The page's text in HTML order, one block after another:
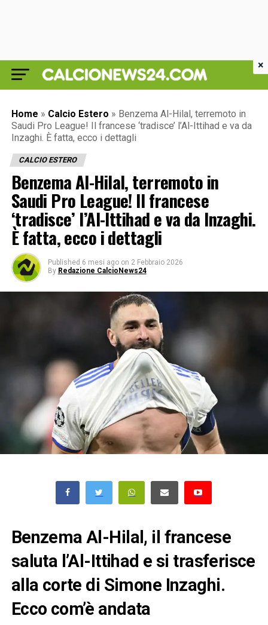
Home » Calcio Estero » Benzema Al-Hilal, terremoto in
Saudi Pro League! Il francese ‘tradisce’ l’Al-Ittihad e va da
Inzaghi. È fatta, ecco i dettagli
CALCIO ESTERO
Benzema Al-Hilal, terremoto in
Saudi Pro League! Il francese
‘tradisce’ l’Al-Ittihad e va da Inzaghi.
È fatta, ecco i dettagli
Published 6 mesi ago on 2 Febbraio 2026
By Redazione CalcioNews24
Benzema Al-Hilal, il francese
saluta l’Al-Ittihad e si trasferisce
alla corte di Simone Inzaghi.
Ecco com’è andata
×